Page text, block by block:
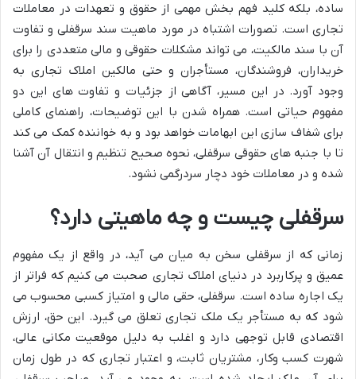
ساده، بلکه کلید فهم بخش مهمی از حقوق و تعهدات در معاملات
تجاری است. تصورات اشتباه در مورد ماهیت سند سرقفلی و تفاوت
آن با سند مالکیت، می تواند مشکلات حقوقی و مالی متعددی را برای
خریداران، فروشندگان، مستأجران و حتی مالکین املاک تجاری به
وجود آورد. در این مسیر، آگاهی از جزئیات و تفاوت های این دو
مفهوم حیاتی است. همراه شدن با این توضیحات، راهنمای کاملی
برای شفاف سازی این ابهامات خواهد بود و به خواننده کمک می کند
تا با جنبه های حقوقی سرقفلی، نحوه صحیح تنظیم و انتقال آن آشنا
شده و در معاملات خود دچار سردرگمی نشود.
سرقفلی چیست و چه ماهیتی دارد؟
زمانی که از سرقفلی سخن به میان می آید، در واقع از یک مفهوم
عمیق و پرکاربرد در دنیای املاک تجاری صحبت می کنیم که فراتر از
یک اجاره ساده است. سرقفلی، حقی مالی و امتیاز کسبی محسوب می
شود که به مستأجر یک ملک تجاری تعلق می گیرد. این حق، ارزش
اقتصادی قابل توجهی دارد و اغلب به دلیل موقعیت مکانی عالی،
شهرت کسب وکار، مشتریان ثابت، و اعتبار تجاری که در طول زمان